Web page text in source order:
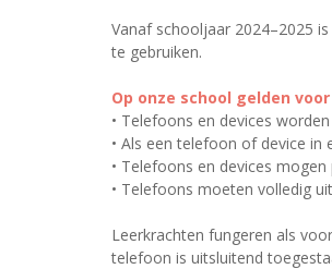
Vanaf schooljaar 2024–2025
te gebruiken.
Op onze school gelden
• Telefoons en devices
• Als een telefoon of device
• Telefoons en devices
• Telefoons moeten volledig
Leerkrachten fungeren als
telefoon is uitsluitend